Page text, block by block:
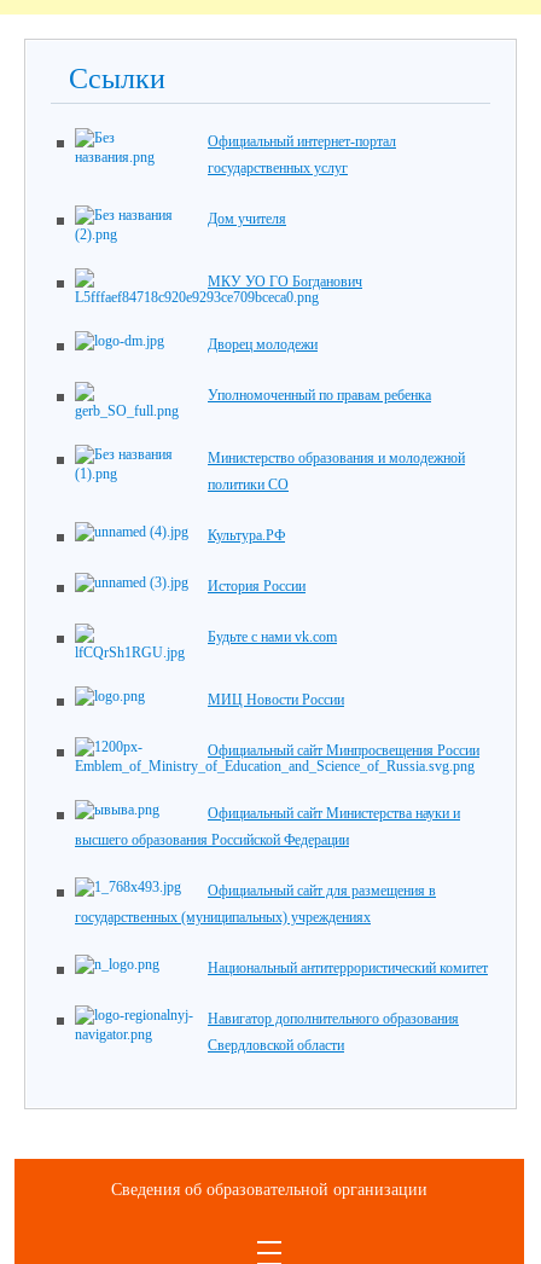
Ссылки
Официальный интернет-портал
государственных услуг
Дом учителя
МКУ УО ГО Богданович
Дворец молодежи
Уполномоченный по правам ребенка
Министерство образования и молодежной
политики СО
Культура.РФ
История России
Будьте с нами vk.com
МИЦ Новости России
Официальный сайт Минпросвещения России
Официальный сайт Министерства науки и
высшего образования Российской Федерации
Официальный сайт для размещения в
государственных (муниципальных) учреждениях
Национальный антитеррористический комитет
Навигатор дополнительного образования
Свердловской области
Сведения об образовательной организации